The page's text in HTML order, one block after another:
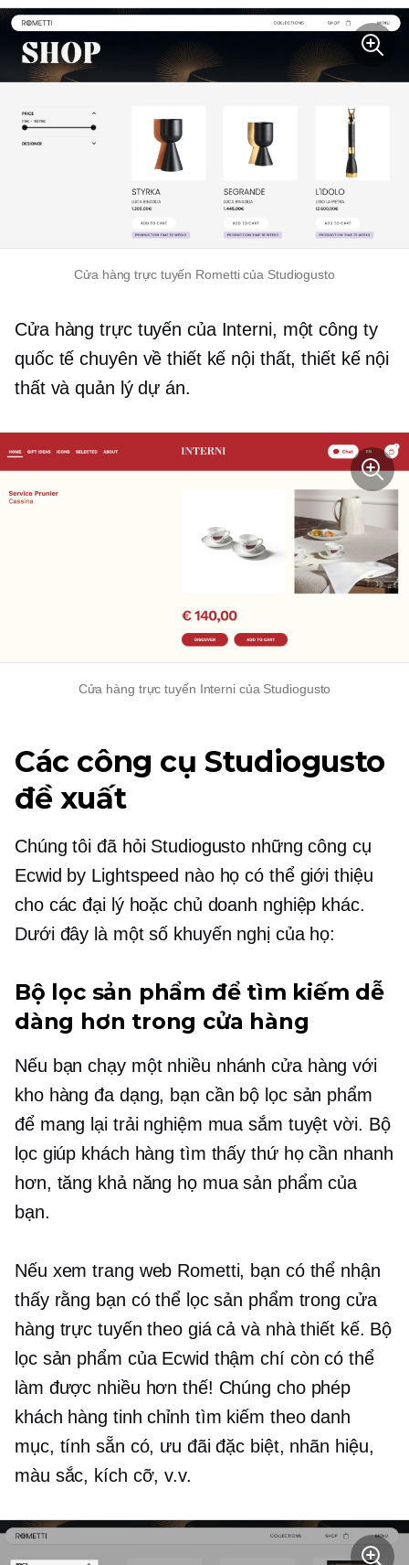
Cửa hàng trực tuyến Rometti của Studiogusto
Cửa hàng trực tuyến của Interni, một công ty
quốc tế chuyên về thiết kế nội thất, thiết kế nội
thất và quản lý dự án.
Cửa hàng trực tuyến Interni của Studiogusto
Các công cụ Studiogusto
đề xuất
Chúng tôi đã hỏi Studiogusto những công cụ
Ecwid by Lightspeed nào họ có thể giới thiệu
cho các đại lý hoặc chủ doanh nghiệp khác.
Dưới đây là một số khuyến nghị của họ:
Bộ lọc sản phẩm để tìm kiếm dễ
dàng hơn trong cửa hàng
Nếu bạn chạy một nhiều nhánh cửa hàng với
kho hàng đa dạng, bạn cần bộ lọc sản phẩm
để mang lại trải nghiệm mua sắm tuyệt vời. Bộ
lọc giúp khách hàng tìm thấy thứ họ cần nhanh
hơn, tăng khả năng họ mua sản phẩm của
bạn.
Nếu xem trang web Rometti, bạn có thể nhận
thấy rằng bạn có thể lọc sản phẩm trong cửa
hàng trực tuyến theo giá cả và nhà thiết kế. Bộ
lọc sản phẩm của Ecwid thậm chí còn có thể
làm được nhiều hơn thế! Chúng cho phép
khách hàng tinh chỉnh tìm kiếm theo danh
mục, tính sẵn có, ưu đãi đặc biệt, nhãn hiệu,
màu sắc, kích cỡ, v.v.